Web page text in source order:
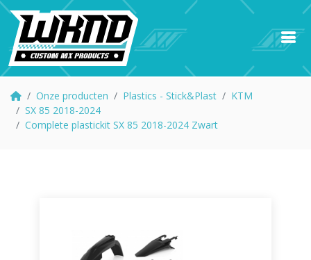
Onze producten Plastics - Stick&Plast
KTM
SX 85 2018-2024
Complete plastickit SX 85 2018-2024 Zwart